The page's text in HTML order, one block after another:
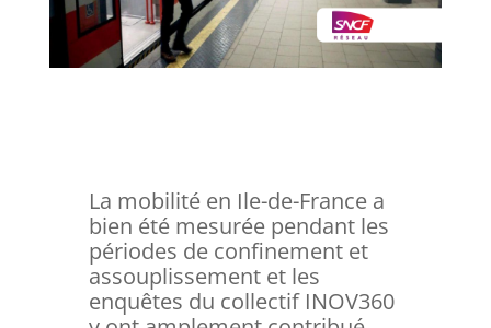
La mobilité en Ile-de-France a
bien été mesurée pendant les
périodes de confinement et
assouplissement et les
enquêtes du collectif INOV360